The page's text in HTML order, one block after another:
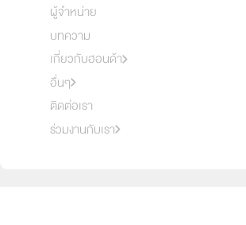
ผู้จำหน่าย
บทความ
เกี่ยวกับฮอนด้า
อื่นๆ
ติดต่อเรา
ร่วมงานกับเรา